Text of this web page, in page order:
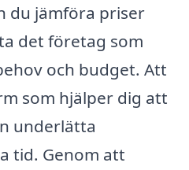
du jämföra priser
det företag som
och budget. Att
som hjälper dig att
underlätta
tid. Genom att